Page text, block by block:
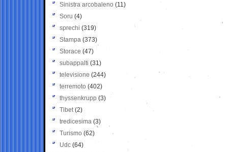
Sinistra arcobaleno (11)
Soru (4)
sprechi (319)
Stampa (373)
Storace (47)
subappalti (31)
televisione(244)
terremoto (402)
thyssenkrupp (3)
Tibet(2)
tredicesima (3)
Turismo (62)
Udc (64)